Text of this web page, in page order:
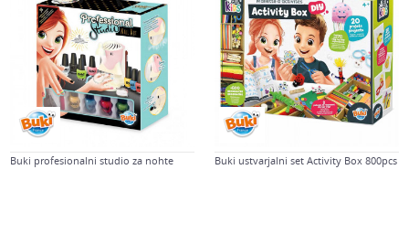
Buki profesionalni studio za nohte Buki ustvarjalni set Activity Box 800pcs